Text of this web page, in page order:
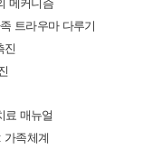
메커니즘
트라우마 다루기
진
료 매뉴얼
가족체계